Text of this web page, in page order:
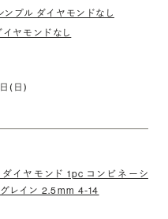
ンプル ダイヤモンドなし
イヤモンドなし
(日)
イヤモンド 1pc コンビネーシ
グレイン 2.5mm 4-14